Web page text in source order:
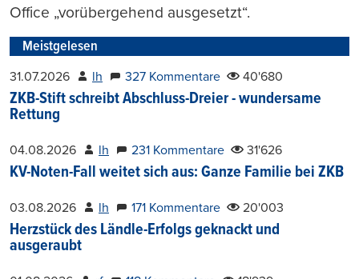
Office „vorübergehend ausgesetzt“.
Meistgelesen
31.07.2026 lh 327 Kommentare 40'680
ZKB-Stift schreibt Abschluss-Dreier - wundersame
Rettung
04.08.2026 lh 231 Kommentare 31'626
KV-Noten-Fall weitet sich aus: Ganze Familie bei ZKB
03.08.2026 lh 171 Kommentare 20'003
Herzstück des Ländle-Erfolgs geknackt und
ausgeraubt